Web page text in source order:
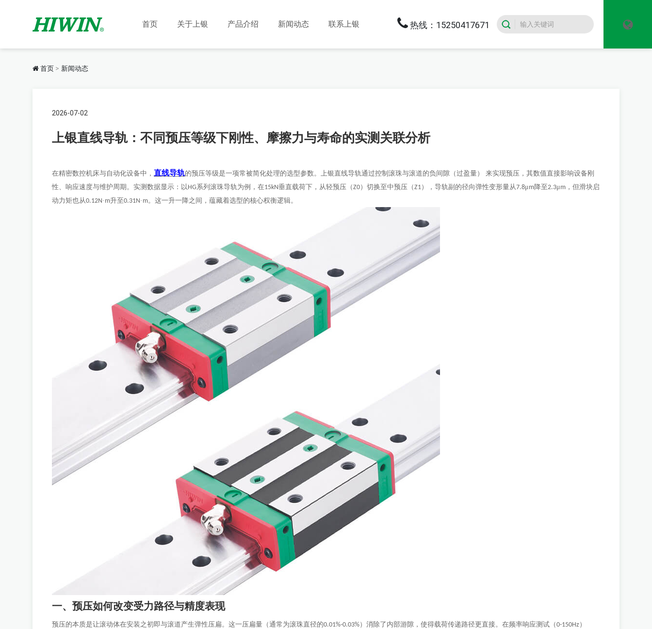
首页 关于上银 产品介绍 新闻动态 联系上银 热线：15250417671
首页 新闻动态
2026-07-02
上银直线导轨：不同预压等级下刚性、摩擦力与寿命的实测关联分析
在精密数控机床与自动化设备中，直线导轨的预压等级是一项常被简化处理的选型参数。上银直线导轨通过控制滚珠与滚道的负间隙（过盈量）
来实现预压，其数值直接影响设备刚
性、响应速度与维护周期。实测数据显示：以HG系列滚珠导轨为例，在15kN垂直载荷下，从轻预压（Z0）切换至中预压（Z1），导轨副的径向弹性变形量从7.8μm降至2.3μm ，但滑块启
动力矩也从0.12N· m升至0.31N· m。这一升一降之间，蕴藏着选型的核心权衡逻辑。
一、预压如何改变受力路径与精度表现
预压的本质是让滚动体在安装之初即与滚道产生弹性压扁。这一压扁量（通常为滚珠直径的0.01%-0.03%）消除了内部游隙，使得载荷传递路径更直接。在频率响应测试（0-150Hz ）